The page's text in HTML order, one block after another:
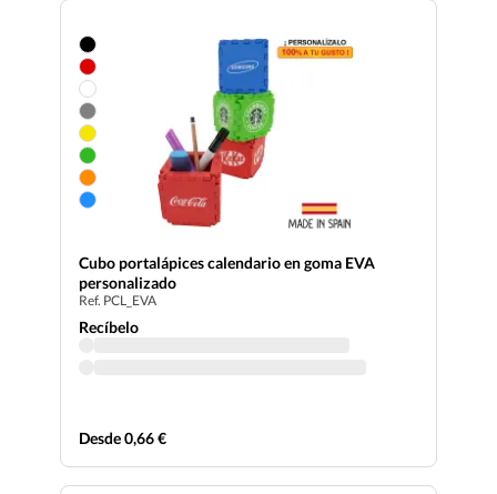
Cubo portalápices calendario en goma EVA
personalizado
Ref. PCL_EVA
Recíbelo
Desde 0,66 €